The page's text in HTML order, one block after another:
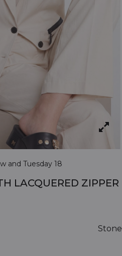
and Tuesday 18
LACQUERED ZIPPER
Stone